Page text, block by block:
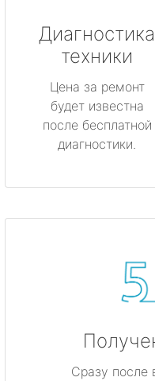
Диагностика
техники
Цена за ремонт
будет известна
после бесплатной
диагностики.
Сразу после